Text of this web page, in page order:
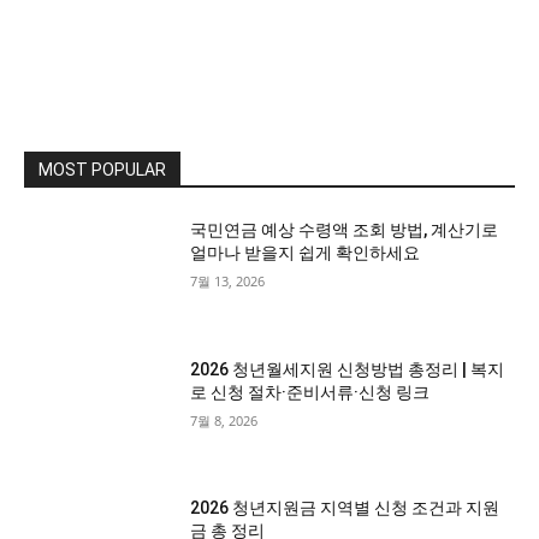
MOST POPULAR
국민연금 예상 수령액 조회 방법, 계산기로
얼마나 받을지 쉽게 확인하세요
7월 13, 2026
2026 청년월세지원 신청방법 총정리 | 복지
로 신청 절차·준비서류·신청 링크
7월 8, 2026
2026 청년지원금 지역별 신청 조건과 지원
금 총 정리